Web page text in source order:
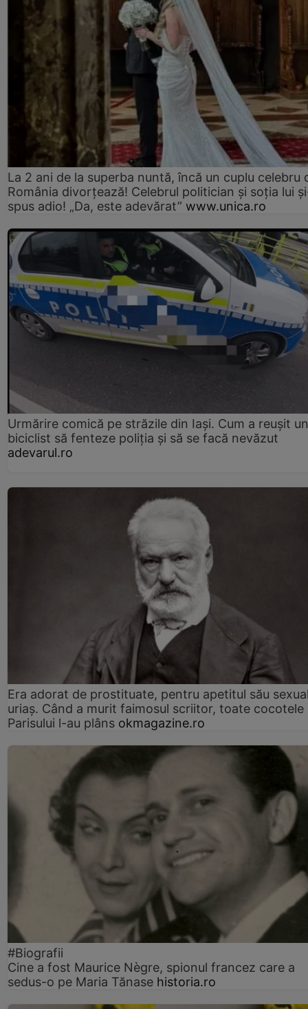
La 2 ani de la superba nuntă, încă un cuplu celebru
România divorțează! Celebrul politician și soția lui
spus adio! „Da, este adevărat” www.unica.ro
Urmărire comică pe străzile din Iași. Cum a reușit un
biciclist să fenteze poliția și să se facă nevăzut
adevarul.ro
Era adorat de prostituate, pentru apetitul său
uriaș. Când a murit faimosul scriitor, toate cocotele
Parisului l-au plâns okmagazine.ro
#Biografii
Cine a fost Maurice Nègre, spionul francez care a
sedus-o pe Maria Tănase historia.ro